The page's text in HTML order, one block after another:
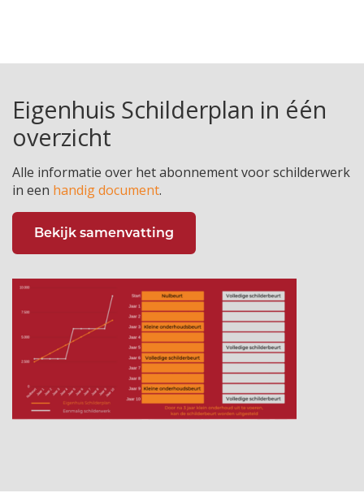
Eigenhuis Schilderplan in één
overzicht
Alle informatie over het abonnement voor schilderwerk
in een handig document.
Bekijk samenvatting